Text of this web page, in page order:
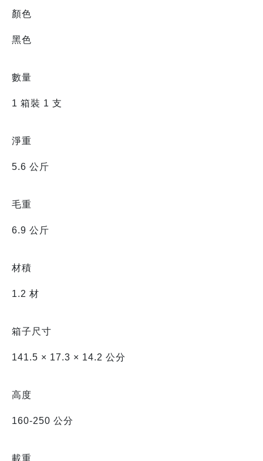
顏色
黑色
數量
1 箱裝 1 支
淨重
5.6 公斤
毛重
6.9 公斤
材積
1.2 材
箱子尺寸
141.5 × 17.3 × 14.2 公分
高度
160-250 公分
載重